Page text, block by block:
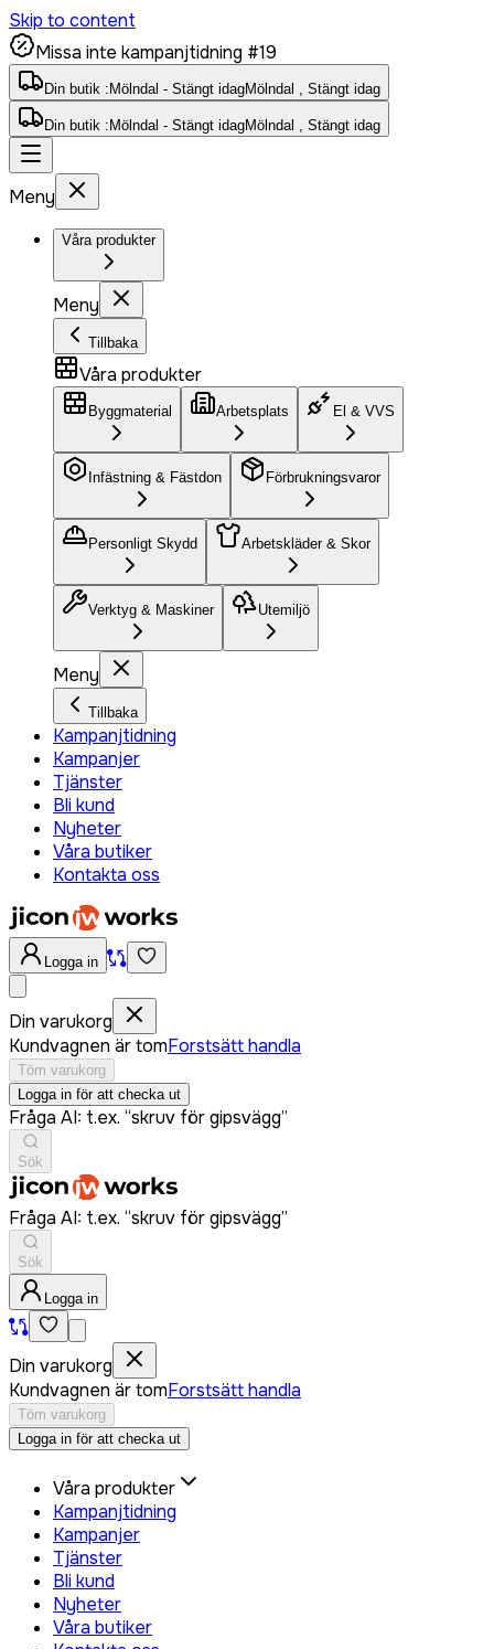
Skip to content
Missa inte kampanjtidning #19
Din butik : Mölndal - Stängt idagMölndal , Stängt idag
Din butik : Mölndal - Stängt idagMölndal , Stängt idag
Meny
Våra produkter
Meny
Tillbaka
Våra produkter
Byggmaterial Arbetsplats El & VVS
Infästning & Fästdon Förbrukningsvaror
Personligt Skydd Arbetskläder & Skor
Verktyg & Maskiner Utemiljö
Meny
Tillbaka
Kampanjtidning
Kampanjer
Tjänster
Bli kund
Nyheter
Våra butiker
Kontakta oss
Logga in
Din varukorg
Kundvagnen är tomForstsätt handla
Töm varukorg
Logga in för att checka ut
Fråga AI: t.ex. “skruv för gipsvägg”
Sök
Fråga AI: t.ex. “skruv för gipsvägg”
Sök
Logga in
Din varukorg
Kundvagnen är tomForstsätt handla
Töm varukorg
Logga in för att checka ut
Våra produkter
Kampanjtidning
Kampanjer
Tjänster
Bli kund
Nyheter
Våra butiker